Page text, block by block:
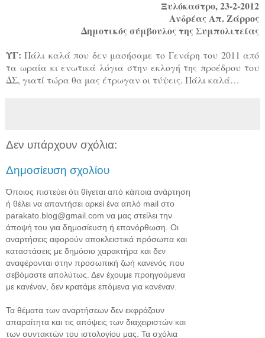
Ξυλόκαστρο, 23-2-2012
Ανδρέας Απ. Ζάρρος
Δημοτικός σύμβουλος της Συμπολιτείας
ΥΓ:Πάλι καλά που δεν μασήσαμε το Γενάρη του 2011 από
τα ωραία κι ενωτικά λόγια στην εκλογή της προέδρου του
ΔΣ, γιατί τώρα θα μας έτρωγαν οι τύψεις. Πάλι καλά…
Δεν υπάρχουν σχόλια:
Δημοσίευση σχολίου
Όποιος πιστεύει ότι θίγεται από κάποια ανάρτηση
ή θέλει να απαντήσει αρκεί ένα απλό mail στο
parakato.blog@gmail.com να μας στείλει την
άποψή του για δημοσίευση ή επανόρθωση. Οι
αναρτήσεις αφορούν αποκλειστικά πρόσωπα και
καταστάσεις με δημόσιο χαρακτήρα και δεν
αναφέρονται στην προσωπική ζωή κανενός που
σεβόμαστε απολύτως. Δεν έχουμε προηγούμενα
με κανέναν, δεν κρατάμε επόμενα για κανέναν.
Τα θέματα των αναρτήσεων δεν εκφράζουν
απαραίτητα και τις απόψεις των διαχειριστών και
των συντακτών του ιστολογίου μας. Τα σχόλια